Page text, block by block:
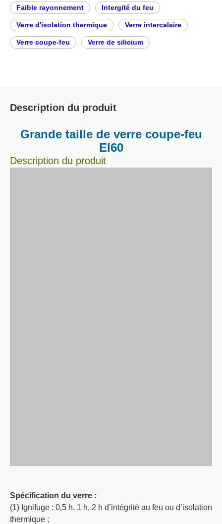
Faible rayonnement Intergité du feu
Verre d'isolation thermique Verre intercalaire
Verre coupe-feu Verre de silicium
Description du produit
Grande taille de verre coupe-feu
EI60
Description du produit
Spécification du verre :
(1) Ignifuge : 0,5 h, 1 h, 2 h d’intégrité au feu ou d’isolation
thermique ;